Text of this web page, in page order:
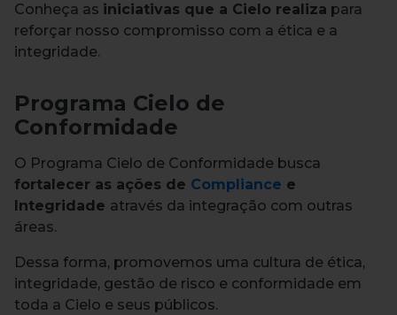
Conheça as iniciativas que a Cielo realiza para
reforçar nosso compromisso com a ética e a
integridade.
Programa Cielo de
Conformidade
O Programa Cielo de Conformidade busca
fortalecer as ações de Compliance e
Integridade através da integração com outras
áreas.
Dessa forma, promovemos uma cultura de ética,
integridade, gestão de risco e conformidade em
toda a Cielo e seus públicos.